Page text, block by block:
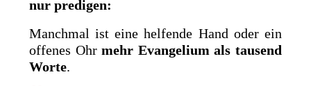
nur predigen:
Manchmal ist eine helfende Hand oder ein
offenes Ohrmehr Evangelium als tausend
Worte.